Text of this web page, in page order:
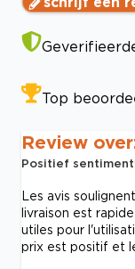
Top
Review
Positief sentiment
Les avis
livraison est
utiles pour
prix est positif et